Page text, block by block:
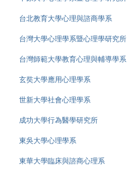
台北教育大學心理與諮商學系
台灣大學心理學系暨心理學研究所
台灣師範大學教育心理與輔導學系
玄奘大學應用心理學系
世新大學社會心理學系
成功大學行為醫學研究所
東吳大學心理學系
東華大學臨床與諮商心理系